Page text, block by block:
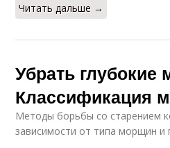
Читать дальше →
Убрать
Классификация
Методы борьбы со старением
зависимости от типа морщин и